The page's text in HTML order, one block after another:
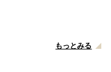
もっとみる